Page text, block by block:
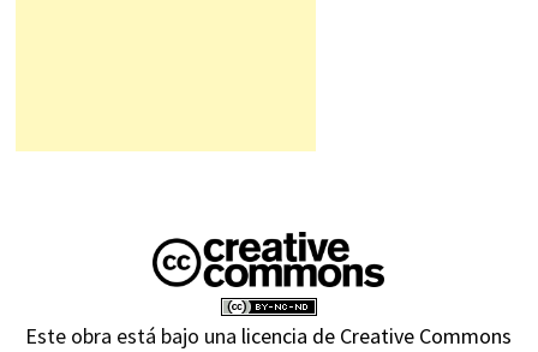
Este obra está bajo una licencia de Creative Commons